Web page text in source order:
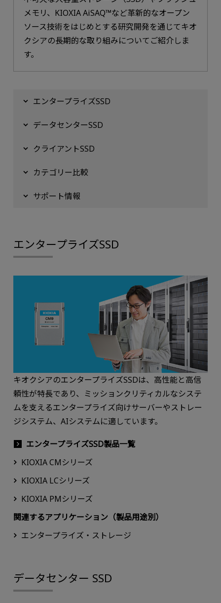
メモリ、KIOXIA AiSAQ™など革新的なオープン
ソース技術をはじめとする研究開発を通じてキオ
クシアの長期的な取り組みについてご紹介しま
す。
エンタープライズSSD
データセンターSSD
クライアントSSD
カテゴリー比較
サポート情報
エンタープライズSSD
キオクシアのエンタープライズSSDは、高性能と高信
頼性が特長であり、ミッションクリティカルなシステ
ムを支えるエンタープライズ向けサーバーやストレー
ジシステム、AIシステムに適しています。
エンタープライズSSD製品一覧
KIOXIA CMシリーズ
KIOXIA LCシリーズ
KIOXIA PMシリーズ
関連するアプリケーション（製品用途別）
エンタープライズ・ストレージ
データセンター SSD